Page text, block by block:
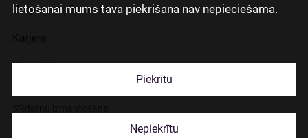
lietošanai mums tava piekrišana nav nepieciešama.
Piekrītu
Nepiekrītu
Grupas uzņēmumi
Kontakti